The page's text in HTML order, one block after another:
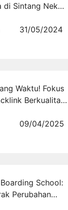
di Sintang Nekat
31/05/2024
Waktu! Fokus
Berkualitas
09/04/2025
School:
Perubahan